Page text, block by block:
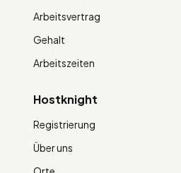
Arbeitsvertrag
Gehalt
Arbeitszeiten
Hostknight
Registrierung
Über uns